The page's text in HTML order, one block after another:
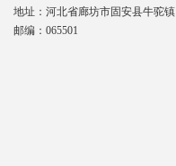
地址：河北省廊坊市固安县牛驼镇
邮编：065501